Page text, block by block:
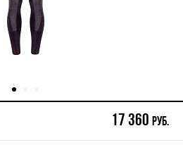
17 360 руб.